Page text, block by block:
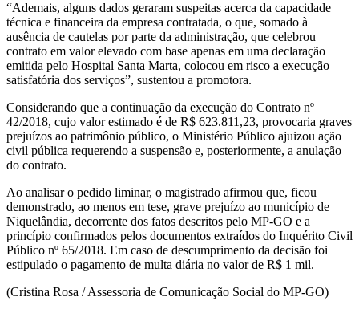
“Ademais, alguns dados geraram suspeitas acerca da capacidade
técnica e financeira da empresa contratada, o que, somado à
ausência de cautelas por parte da administração, que celebrou
contrato em valor elevado com base apenas em uma declaração
emitida pelo Hospital Santa Marta, colocou em risco a execução
satisfatória dos serviços”, sustentou a promotora.
Considerando que a continuação da execução do Contrato nº
42/2018, cujo valor estimado é de R$ 623.811,23, provocaria graves
prejuízos ao patrimônio público, o Ministério Público ajuizou ação
civil pública requerendo a suspensão e, posteriormente, a anulação
do contrato.
Ao analisar o pedido liminar, o magistrado afirmou que, ficou
demonstrado, ao menos em tese, grave prejuízo ao município de
Niquelândia, decorrente dos fatos descritos pelo MP-GO e a
princípio confirmados pelos documentos extraídos do Inquérito Civil
Público nº 65/2018. Em caso de descumprimento da decisão foi
estipulado o pagamento de multa diária no valor de R$ 1 mil.
(Cristina Rosa / Assessoria de Comunicação Social do MP-GO)